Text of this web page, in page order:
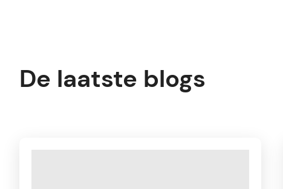
De laatste blogs